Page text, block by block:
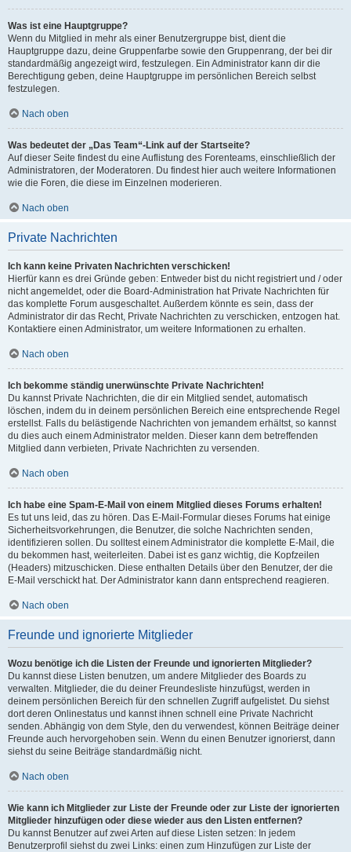
Was ist eine Hauptgruppe?
Wenn du Mitglied in mehr als einer Benutzergruppe bist, dient die
Hauptgruppe dazu, deine Gruppenfarbe sowie den Gruppenrang, der bei dir
standardmäßig angezeigt wird, festzulegen. Ein Administrator kann dir die
Berechtigung geben, deine Hauptgruppe im persönlichen Bereich selbst
festzulegen.
Nach oben
Was bedeutet der „Das Team“-Link auf der Startseite?
Auf dieser Seite findest du eine Auflistung des Forenteams, einschließlich der
Administratoren, der Moderatoren. Du findest hier auch weitere Informationen
wie die Foren, die diese im Einzelnen moderieren.
Nach oben
Private Nachrichten
Ich kann keine Privaten Nachrichten verschicken!
Hierfür kann es drei Gründe geben: Entweder bist du nicht registriert und / oder
nicht angemeldet, oder die Board-Administration hat Private Nachrichten für
das komplette Forum ausgeschaltet. Außerdem könnte es sein, dass der
Administrator dir das Recht, Private Nachrichten zu verschicken, entzogen hat.
Kontaktiere einen Administrator, um weitere Informationen zu erhalten.
Nach oben
Ich bekomme ständig unerwünschte Private Nachrichten!
Du kannst Private Nachrichten, die dir ein Mitglied sendet, automatisch
löschen, indem du in deinem persönlichen Bereich eine entsprechende Regel
erstellst. Falls du belästigende Nachrichten von jemandem erhältst, so kannst
du dies auch einem Administrator melden. Dieser kann dem betreffenden
Mitglied dann verbieten, Private Nachrichten zu versenden.
Nach oben
Ich habe eine Spam-E-Mail von einem Mitglied dieses Forums erhalten!
Es tut uns leid, das zu hören. Das E-Mail-Formular dieses Forums hat einige
Sicherheitsvorkehrungen, die Benutzer, die solche Nachrichten senden,
identifizieren sollen. Du solltest einem Administrator die komplette E-Mail, die
du bekommen hast, weiterleiten. Dabei ist es ganz wichtig, die Kopfzeilen
(Headers) mitzuschicken. Diese enthalten Details über den Benutzer, der die
E-Mail verschickt hat. Der Administrator kann dann entsprechend reagieren.
Nach oben
Freunde und ignorierte Mitglieder
Wozu benötige ich die Listen der Freunde und ignorierten Mitglieder?
Du kannst diese Listen benutzen, um andere Mitglieder des Boards zu
verwalten. Mitglieder, die du deiner Freundesliste hinzufügst, werden in
deinem persönlichen Bereich für den schnellen Zugriff aufgelistet. Du siehst
dort deren Onlinestatus und kannst ihnen schnell eine Private Nachricht
senden. Abhängig von dem Style, den du verwendest, können Beiträge deiner
Freunde auch hervorgehoben sein. Wenn du einen Benutzer ignorierst, dann
siehst du seine Beiträge standardmäßig nicht.
Nach oben
Wie kann ich Mitglieder zur Liste der Freunde oder zur Liste der ignorierten
Mitglieder hinzufügen oder diese wieder aus den Listen entfernen?
Du kannst Benutzer auf zwei Arten auf diese Listen setzen: In jedem
Benutzerprofil siehst du zwei Links: einen zum Hinzufügen zur Liste der